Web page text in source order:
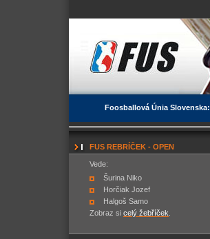
Foosballová Únia Slovenska:
FUS REBRÍČEK - OPEN
Vede:
Šurina Niko
Horčiak Jozef
Halgoš Samo
Zobraz si celý žebříček